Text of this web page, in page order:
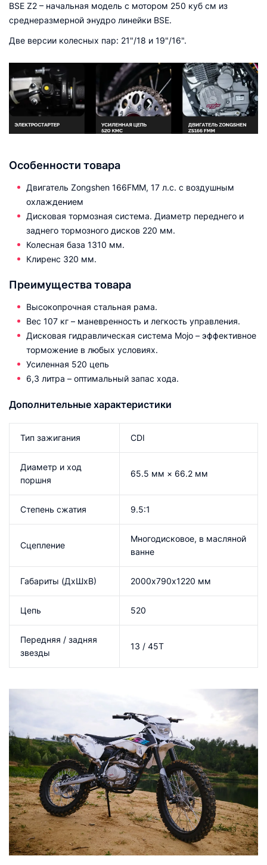
BSE Z2 – начальная модель с мотором 250 куб см из
среднеразмерной энудро линейки BSE.
Две версии колесных пар: 21"/18 и 19"/16".
Особенности товара
Двигатель Zongshen 166FMM, 17 л.с. с воздушным
охлаждением
Дисковая тормозная система. Диаметр переднего и
заднего тормозного дисков 220 мм.
Колесная база 1310 мм.
Клиренс 320 мм.
Преимущества товара
Высокопрочная стальная рама.
Вес 107 кг – маневренность и легкость управления.
Дисковая гидравлическая система Mojo – эффективное
торможение в любых условиях.
Усиленная 520 цепь
6,3 литра – оптимальный запас хода.
Дополнительные характеристики
Тип зажигания CDI
Диаметр и ход
поршня
65.5 мм × 66.2 мм
Степень сжатия 9.5:1
Сцепление
Многодисковое, в масляной
ванне
Габариты (ДхШхВ) 2000х790х1220 мм
Цепь 520
Передняя / задняя
звезды
13 / 45T